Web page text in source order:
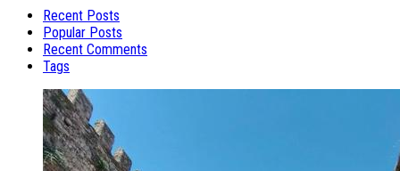
Recent Posts
Popular Posts
Recent Comments
Tags